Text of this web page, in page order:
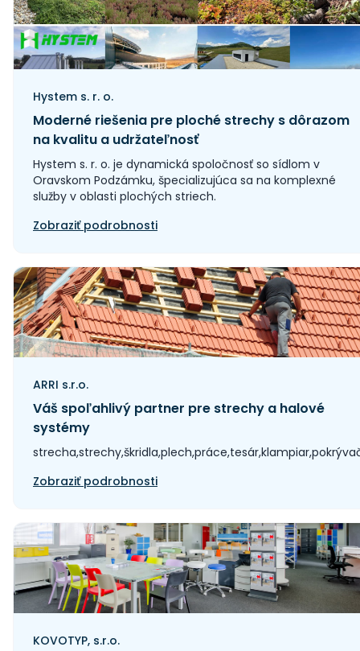
Hystem s. r. o.
Moderné riešenia pre ploché strechy s dôrazom
na kvalitu a udržateľnosť
Hystem s. r. o. je dynamická spoločnosť so sídlom v
Oravskom Podzámku, špecializujúca sa na komplexné
služby v oblasti plochých striech.
Zobraziť podrobnosti
ARRI s.r.o.
Váš spoľahlivý partner pre strechy a halové
systémy
Zobraziť podrobnosti
KOVOTYP, s.r.o.